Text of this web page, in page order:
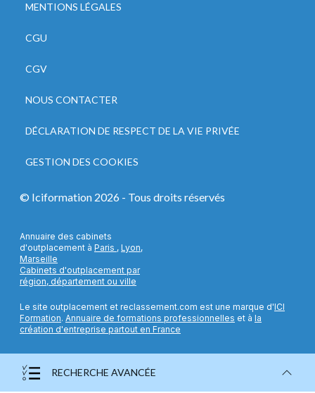
RECHERCHE AVANCÉE
MENTIONS LÉGALES
CGU
CGV
NOUS CONTACTER
DÉCLARATION DE RESPECT DE LA VIE PRIVÉE
GESTION DES COOKIES
© Iciformation 2026 - Tous droits réservés
Annuaire des cabinets
d'outplacement à Paris , Lyon,
Marseille
Cabinets d'outplacement par
région, département ou ville
Le site outplacement et reclassement.com est une marque d'ICI
Formation. Annuaire de formations professionnelles et à la
création d'entreprise partout en France